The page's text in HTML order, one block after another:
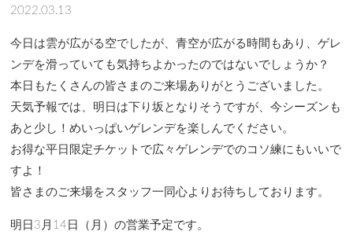
2022.03.13
今日は雲が広がる空でしたが、青空が広がる時間もあり、ゲレ
ンデを滑っていても気持ちよかったのではないでしょうか？
本日もたくさんの皆さまのご来場ありがとうございました。
天気予報では、明日は下り坂となりそうですが、今シーズンも
あと少し！めいっぱいゲレンデを楽しんでください。
お得な平日限定チケットで広々ゲレンデでのコソ練にもいいで
すよ！
皆さまのご来場をスタッフ一同心よりお待ちしております。
明日3月14日（月）の営業予定です。